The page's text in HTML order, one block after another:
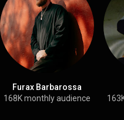
Furax Barbarossa
168K monthly audience